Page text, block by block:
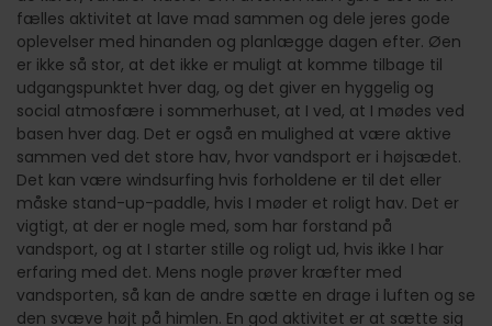
fælles aktivitet at lave mad sammen og dele jeres gode
oplevelser med hinanden og planlægge dagen efter. Øen
er ikke så stor, at det ikke er muligt at komme tilbage til
udgangspunktet hver dag, og det giver en hyggelig og
social atmosfære i sommerhuset, at I ved, at I mødes ved
basen hver dag. Det er også en mulighed at være aktive
sammen ved det store hav, hvor vandsport er i højsædet.
Det kan være windsurfing hvis forholdene er til det eller
måske stand-up-paddle, hvis I møder et roligt hav. Det er
vigtigt, at der er nogle med, som har forstand på
vandsport, og at I starter stille og roligt ud, hvis ikke I har
erfaring med det. Mens nogle prøver kræfter med
vandsporten, så kan de andre sætte en drage i luften og se
den svæve højt på himlen. En god aktivitet er at sætte sig